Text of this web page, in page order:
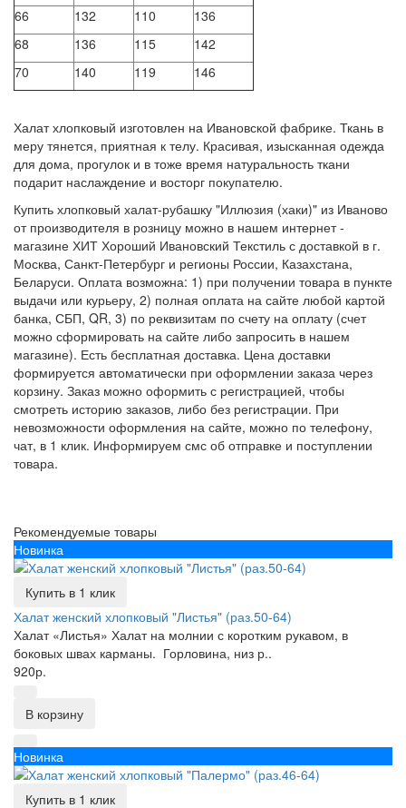
66
132 110
136
68
136 115
142
70
140 119 146
Халат хлопковый изготовлен на Ивановской фабрике. Ткань в
меру тянется, приятная к телу. Красивая, изысканная одежда
для дома, прогулок и в тоже время натуральность ткани
подарит наслаждение и восторг покупателю.
Купить хлопковый халат-рубашку "Иллюзия (хаки)" из Иваново
от производителя в розницу можно в нашем интернет -
магазине ХИТ Хороший Ивановский Текстиль с доставкой в г.
Москва, Санкт-Петербург и регионы России, Казахстана,
Беларуси. Оплата возможна: 1) при получении товара в пункте
выдачи или курьеру, 2) полная оплата на сайте любой картой
банка, СБП, QR, 3) по реквизитам по счету на оплату (счет
можно сформировать на сайте либо запросить в нашем
магазине). Есть бесплатная доставка. Цена доставки
формируется автоматически при оформлении заказа через
корзину. Заказ можно оформить с регистрацией, чтобы
смотреть историю заказов, либо без регистрации. При
невозможности оформления на сайте, можно по телефону,
чат, в 1 клик. Информируем смс об отправке и поступлении
товара.
Рекомендуемые товары
Новинка
Купить в 1 клик
Халат женский хлопковый "Листья" (раз.50-64)
Халат «Листья» Халат на молнии с коротким рукавом, в
боковых швах карманы. Горловина, низ р..
920р.
В корзину
Новинка
Купить в 1 клик